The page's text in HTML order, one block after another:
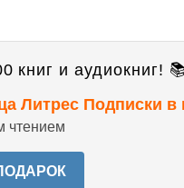
книг и аудиокниг!
Литрес Подписки в
чтением